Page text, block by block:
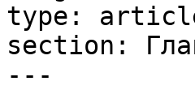
type:
section:
---